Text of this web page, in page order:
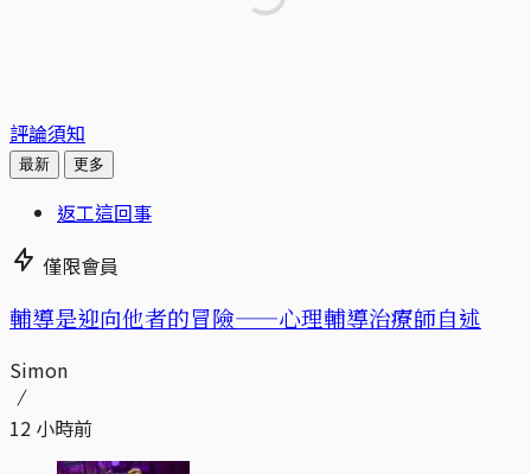
評論須知
最新 更多
返工這回事
僅限會員
輔導是迎向他者的冒險——心理輔導治療師自述
Simon
12 小時前